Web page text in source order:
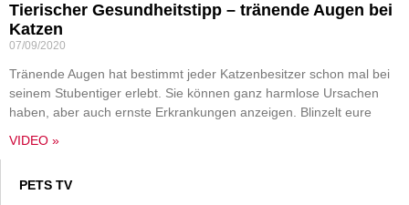
Tierischer Gesundheitstipp – tränende Augen bei
Katzen
07/09/2020
Tränende Augen hat bestimmt jeder Katzenbesitzer schon mal bei
seinem Stubentiger erlebt. Sie können ganz harmlose Ursachen
haben, aber auch ernste Erkrankungen anzeigen. Blinzelt eure
VIDEO »
PETS TV